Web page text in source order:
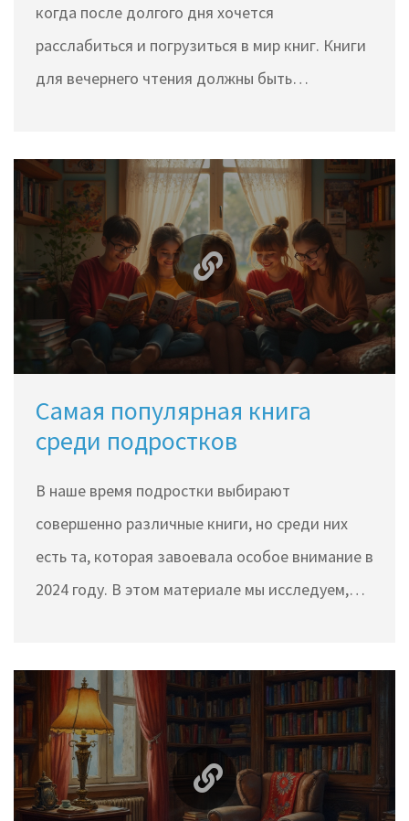
когда после долгого дня хочется
расслабиться и погрузиться в мир книг. Книги
для вечернего чтения должны быть
этом не быть слишком сложными для
восприятия. В этом материале мы рассмотрим
несколько таких книг, которые можно
прочитать на одном дыхании. Секреты легкого
чтения и выбор идеального рассказа также
раскроются в статье.
Самая популярная книга
среди подростков
В наше время подростки выбирают
совершенно различные книги, но среди них
есть та, которая завоевала особое внимание в
2024 году. В этом материале мы исследуем,
увлекаются чтением. Вы узнаете, какие
качества помогают книге завоевывать сердца
молодежи, и получите советы, как выбирать
произведения, которые захватывают с первых